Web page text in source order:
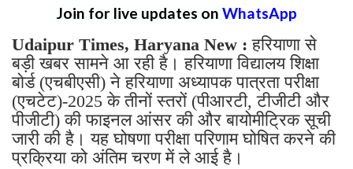
Join for live updates on WhatsApp
Udaipur Times, Haryana New :हरियाणा से
बड़ी खबर सामने आ रही है। हरियाणा विद्यालय शिक्षा
बोर्ड (एचबीएसी) ने हरियाणा अध्यापक पात्रता परीक्षा
(एचटेट)-2025 के तीनों स्तरों (पीआरटी, टीजीटी और
पीजीटी) की फाइनल आंसर की और बायोमीट्रिक सूची
जारी की है। यह घोषणा परीक्षा परिणाम घोषित करने की
प्रक्रिया को अंतिम चरण में ले आई है।